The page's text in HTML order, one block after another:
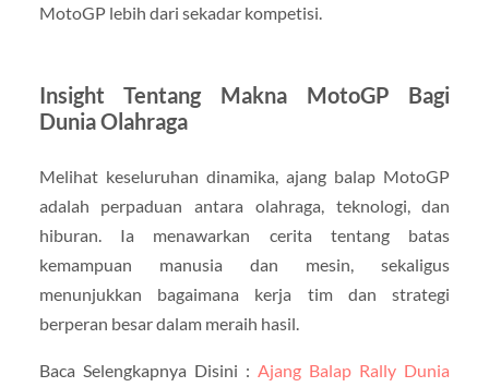
MotoGP lebih dari sekadar kompetisi.
Insight Tentang Makna MotoGP Bagi
Dunia Olahraga
Melihat keseluruhan dinamika, ajang balap MotoGP
adalah perpaduan antara olahraga, teknologi, dan
hiburan. Ia menawarkan cerita tentang batas
kemampuan manusia dan mesin, sekaligus
menunjukkan bagaimana kerja tim dan strategi
berperan besar dalam meraih hasil.
Baca Selengkapnya Disini :Ajang Balap Rally Dunia